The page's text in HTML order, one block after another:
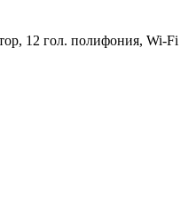
12 гол. полифония, Wi-Fi